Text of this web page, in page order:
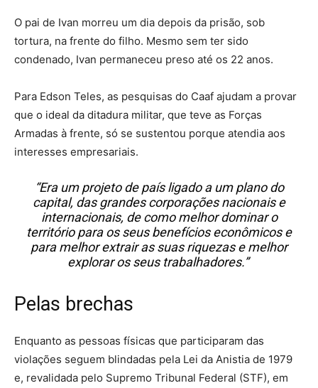
O pai de Ivan morreu um dia depois da prisão, sob
tortura, na frente do filho. Mesmo sem ter sido
condenado, Ivan permaneceu preso até os 22 anos.
Para Edson Teles, as pesquisas do Caaf ajudam a provar
que o ideal da ditadura militar, que teve as Forças
Armadas à frente, só se sustentou porque atendia aos
interesses empresariais.
“Era um projeto de país ligado a um plano do
capital, das grandes corporações nacionais e
internacionais, de como melhor dominar o
território para os seus benefícios econômicos e
para melhor extrair as suas riquezas e melhor
explorar os seus trabalhadores.”
Pelas brechas
Enquanto as pessoas físicas que participaram das
violações seguem blindadas pela Lei da Anistia de 1979
e, revalidada pelo Supremo Tribunal Federal (STF), em